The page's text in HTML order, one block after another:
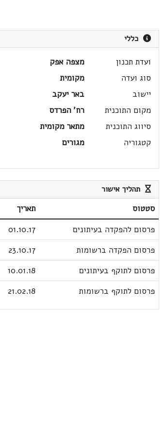
כללי
ועדת תכנון
מצפה אפק
סוג ועדה
מקומית
יישוב
באר יעקב
מקום התוכנית
רח' הפרדס
סיווג התוכנית
מתאר מקומית
קטגוריה
מגורים
תהליך אישור
סטטוס תאריך
פרסום להפקדה בעיתונים
01.10.17
פרסום הפקדה ברשומות
23.10.17
פרסום לתוקף בעיתונים
10.01.18
פרסום לתוקף ברשומות
21.02.18